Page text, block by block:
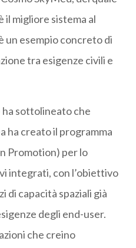
il migliore sistema al
un esempio concreto di
tra esigenze civili e
ha sottolineato che
ha creato il programma
Promotion) per lo
integrati, con l’obiettivo
di capacità spaziali già
degli end-user.
che creino